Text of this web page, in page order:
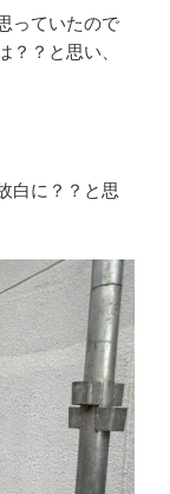
っていたので
？と思い、
白に？？と思